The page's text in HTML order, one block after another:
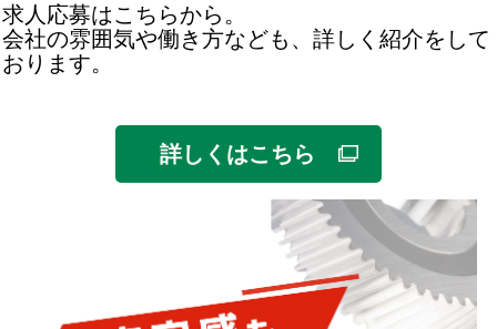
求人応募はこちらから。
会社の雰囲気や働き方なども、詳しく紹介をして
おります。
詳しくはこちら